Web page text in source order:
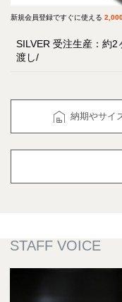
新規会員登録ですぐに使える
SILVER 受注生産：約2
渡し
納期やサイ